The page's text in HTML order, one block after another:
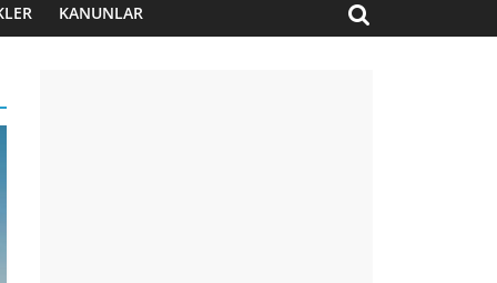
KANUNLAR